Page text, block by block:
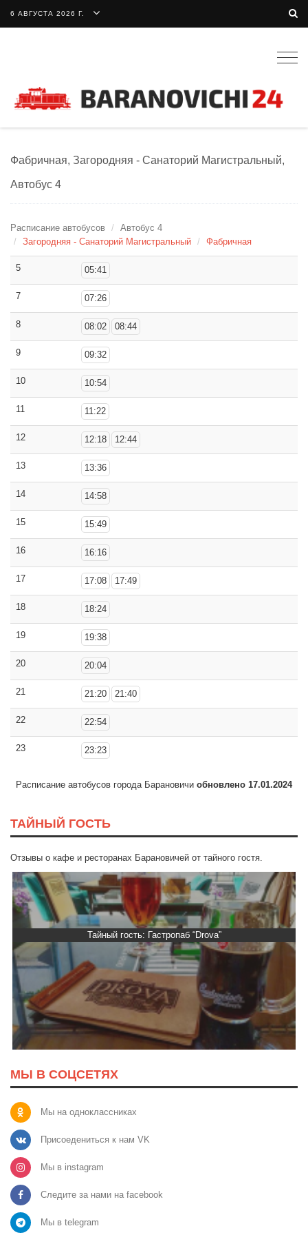
6 АВГУСТА 2026 Г.
Фабричная, Загородняя - Санаторий Магистральный,
Автобус 4
Расписание автобусов
Автобус 4
Загородняя - Санаторий Магистральный
Фабричная
5 05:41
7 07:26
8 08:02 08:44
9 09:32
10 10:54
11 11:22
12 12:18 12:44
13 13:36
14 14:58
15 15:49
16 16:16
17 17:08 17:49
18 18:24
19 19:38
20 20:04
21 21:20 21:40
22 22:54
23 23:23
Расписание автобусов города Барановичи обновлено 17.01.2024
ТАЙНЫЙ ГОСТЬ
Отзывы о кафе и ресторанах Барановичей от тайного гостя.
Тайный гость: Гастропаб “Drova”
МЫ В СОЦСЕТЯХ
Мы на одноклассниках
Присоедениться к нам VK
Мы в instagram
Следите за нами на facebook
Мы в telegram